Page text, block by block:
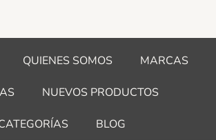
o
k
e g
a
QUIENES SOMOS MARCAS
NUEVOS PRODUCTOS
BLOG